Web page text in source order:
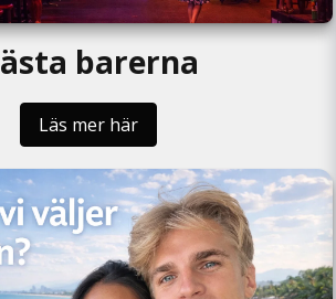
barerna
Läs mer här